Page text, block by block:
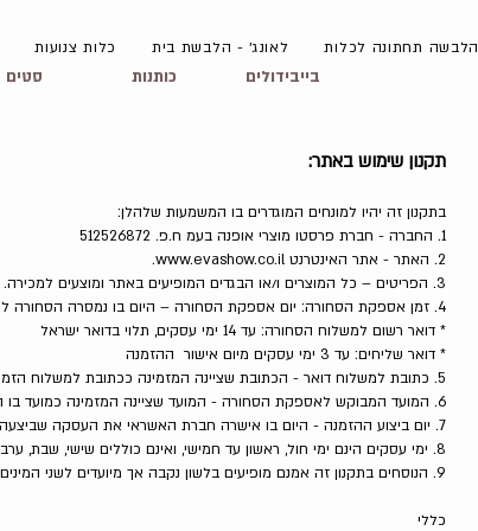
הלבשה תחתונה לכלות לאונג׳ - הלבשת בית כלות צנועות
סטים כותנות בייבידולים
תקנון שימוש באתר:
בתקנון זה יהיו למונחים המוגדרים בו המשמעות שלהלן:
1. החברה - חברת פרסטו מוצרי אופנה בעמ ח.פ. 512526872
2. האתר - אתר האינטרנט
www.evashow.co.il
.
3. הפריטים – כל המוצרים ו/או הבגדים המופיעים באתר ומוצעים למכירה.
4. זמן אספקת הסחורה: יום אספקת הסחורה – היום בו נמסרה הסחורה ליעד המבוקש ע״י הלקוחה.
* דואר רשום למשלוח הסחורה: עד 14 ימי עסקים, תלוי בדואר ישראל
* דואר שליחים: עד 3 ימי עסקים מיום אישור ההזמנה
5. כתובת למשלוח דואר - הכתובת שציינה המזמינה ככתובת למשלוח הזמנות.
6. המועד המבוקש לאספקת הסחורה - המועד שציינה המזמינה כמועד בו היא מעדיפה שתסופק לה הסחורה.
7. יום ביצוע ההזמנה - היום בו אישרה חברת האשראי את העסקה שביצעה המזמינה.
8. ימי עסקים הינם ימי חול, ראשון עד חמישי, ואינם כוללים שישי, שבת, ערבי חג וחול המועד.
9. הנוסחים בתקנון זה אמנם מופיעים בלשון נקבה אך מיועדים לשני המינים.
כללי